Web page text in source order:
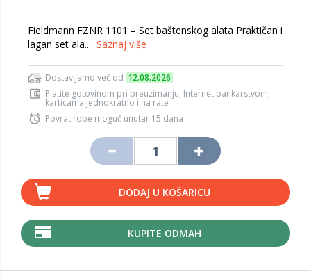
Fieldmann FZNR 1101 – Set baštenskog alata Praktičan i
lagan set ala... Saznaj više
Dostavljamo već od 12.08.2026
Platite gotovinom pri preuzimanju, Internet bankarstvom,
karticama jednokratno i na rate
Povrat robe moguć unutar 15 dana
DODAJ U KOŠARICU
KUPITE ODMAH